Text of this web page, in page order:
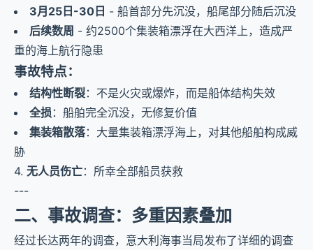
3月25日-30日 - 船首部分先沉没，船尾部分随后沉没
后续数周 - 约2500个集装箱漂浮在大西洋上，造成严
重的海上航行隐患
事故特点：
结构性断裂：不是火灾或爆炸，而是船体结构失效
全损 ：船舶完全沉没，无修复价值
集装箱散落：大量集装箱漂浮海上，对其他船舶构成威
胁
4. 无人员伤亡：所幸全部船员获救
---
二、事故调查：多重因素叠加
经过长达两年的调查，意大利海事当局发布了详细的调查